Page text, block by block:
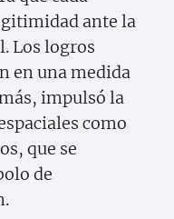
ante la
Los logros
en una medida
impulsó la
como
que se
de